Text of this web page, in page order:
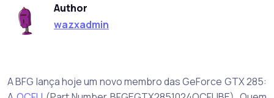
Author
wazxadmin
A BFG lança hoje um novo membro das GeForce GTX 285: